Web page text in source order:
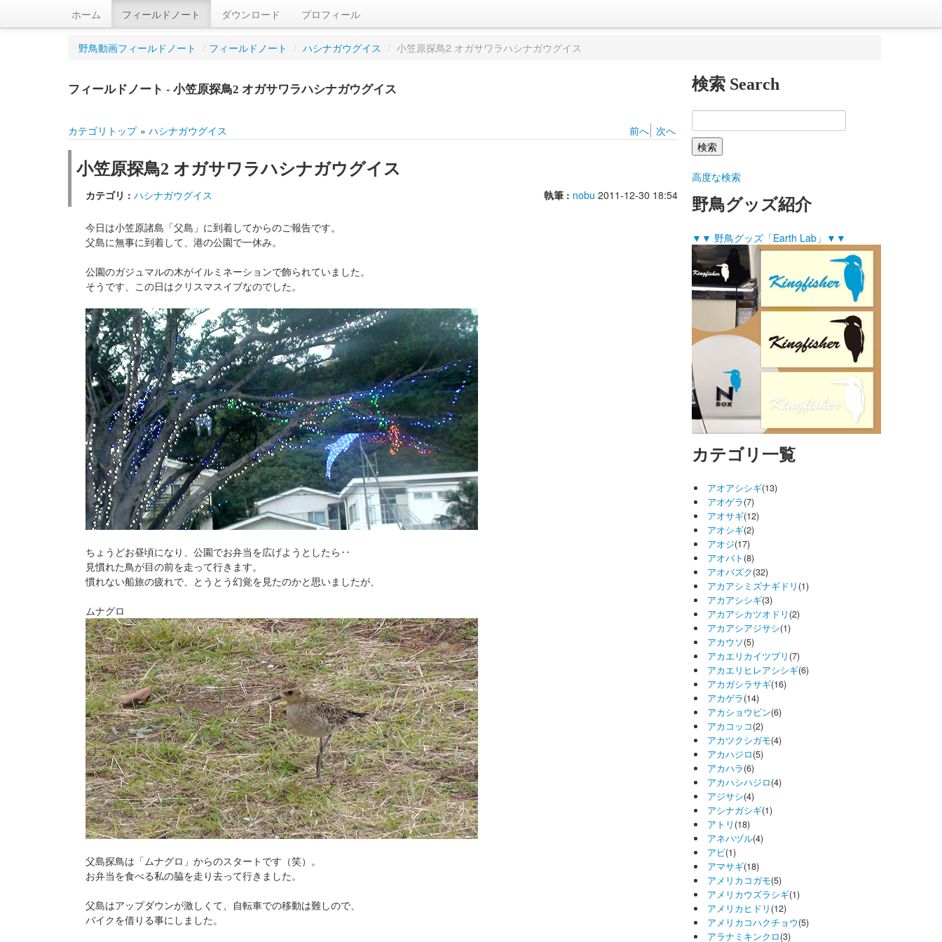
ホーム フィールドノート ダウンロード プロフィール
野鳥動画フィールドノート / フィールドノート / ハシナガウグイス / 小笠原探鳥2 オガサワラハシナガウグイス
フィールドノート - 小笠原探鳥2 オガサワラハシナガウグイス
カテゴリトップ »ハシナガウグイス 前へ 次へ
小笠原探鳥2 オガサワラハシナガウグイス
カテゴリ : ハシナガウグイス 執筆 : nobu 2011-12-30 18:54
今日は小笠原諸島「父島」に到着してからのご報告です。
父島に無事に到着して、港の公園で一休み。
公園のガジュマルの木がイルミネーションで飾られていました。
そうです、この日はクリスマスイブなのでした。
ちょうどお昼頃になり、公園でお弁当を広げようとしたら‥
見慣れた鳥が目の前を走って行きます。
慣れない船旅の疲れで、とうとう幻覚を見たのかと思いましたが、
ムナグロ
父島探鳥は「ムナグロ」からのスタートです（笑）。
お弁当を食べる私の脇を走り去って行きました。
父島はアップダウンが激しくて、自転車での移動は難しので、
バイクを借りる事にしました。
検索 Search
高度な検索
野鳥グッズ紹介
▼▼ 野鳥グッズ「Earth Lab」▼▼
カテゴリ一覧
アオアシシギ(13)
アオゲラ(7)
アオサギ(12)
アオシギ(2)
アオジ(17)
アオバト (8)
アオバズク(32)
アカアシミズナギドリ (1)
アカアシシギ(3)
アカアシカツオドリ (2)
アカアシアジサシ(1)
アカウソ(5)
アカエリカイツブリ (7)
アカエリヒレアシシギ(6)
アカガシラサギ(16)
アカゲラ(14)
アカショウビン(6)
アカコッコ(2)
アカツクシガモ(4)
アカハジロ(5)
アカハラ(6)
アカハシハジロ(4)
アジサシ(4)
アシナガシギ(1)
アトリ (18)
アネハヅル(4)
アビ(1)
アマサギ(18)
アメリカコガモ(5)
アメリカウズラシギ(1)
アメリカヒドリ (12)
アメリカコハクチョウ(5)
アラナミキンクロ(3)